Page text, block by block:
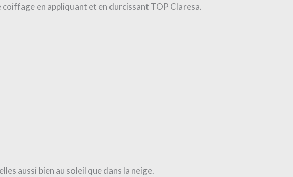
en appliquant et en durcissant TOP Claresa.
aussi bien au soleil que dans la neige.